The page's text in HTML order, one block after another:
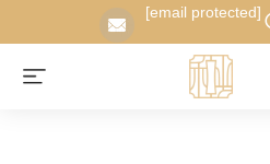
[email protected]